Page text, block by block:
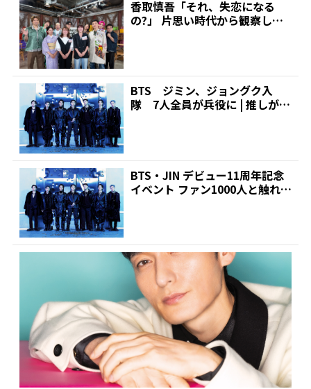
香取慎吾「それ、失恋になる
の?」 片思い時代から観察して
BTS ジミン、ジョングク入
隊 7人全員が兵役に | 推しが見
BTS・JIN デビュー11周年記念
イベント ファン1000人と触れ合